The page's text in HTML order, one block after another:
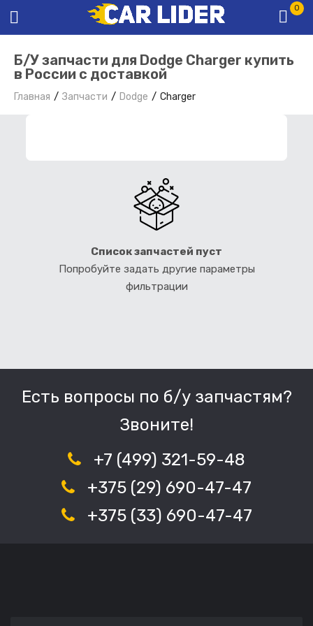
0
Б/У запчасти для Dodge Charger купить
в России с доставкой
Главная Запчасти Dodge Charger
Список запчастей пуст
Попробуйте задать другие параметры
фильтрации
Есть вопросы по б/у запчастям?
Звоните!
+7 (499) 321-59-48
+375 (29) 690-47-47
+375 (33) 690-47-47